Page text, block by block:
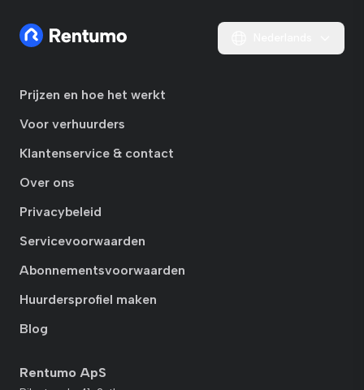
Prijzen en hoe het werkt
Voor verhuurders
Klantenservice & contact
Over ons
Privacybeleid
Servicevoorwaarden
Abonnementsvoorwaarden
Huurdersprofiel maken
Blog
Rentumo ApS